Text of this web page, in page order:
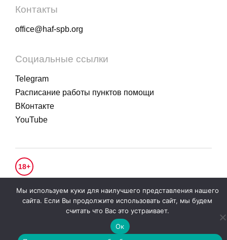
Контакты
office@haf-spb.org
Социальные ссылки
Telegram
Расписание работы пунктов помощи
ВКонтакте
YouTube
18+
© 2020 - 2026.
Политика конфиденциальности
Мы используем куки для наилучшего представления нашего
сайта. Если Вы продолжите использовать сайт, мы будем
считать что Вас это устраивает.
Ок